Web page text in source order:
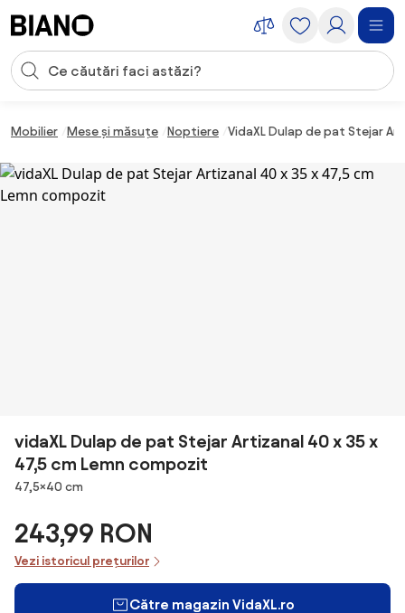
Introducerea căutării
Mobilier Mese și măsuțe Noptiere VidaXL Dulap de pat Stejar
vidaXL Dulap de pat Stejar Artizanal 40 x 35 x
47,5 cm Lemn compozit
Dimensiuni
47,5×40 cm
243,99 RON
Vezi istoricul prețurilor
Către magazin VidaXL.ro